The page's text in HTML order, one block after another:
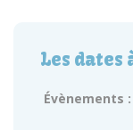
Les
Évènements :